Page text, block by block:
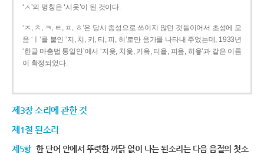
‘ㅅ’의 명칭은 ‘시옷’이 된 것이다.
‘ㅈ, ㅊ, ㅋ, ㅌ, ㅍ, ㅎ’은 당시 종성으로 쓰이지 않던 것들이어서 초성에 모
음 ‘ㅣ’를 붙인 ‘지, 치, 키, 티, 피, 히’로만 음가를 나타내 주었는데, 1933년
‘한글 마춤법 통일안’에서 ‘지읒, 치읓, 키읔, 티읕, 피읖, 히읗’과 같은 이름
이 확정되었다.
제3장 소리에 관한 것
제1절 된소리
제5항 한 단어 안에서 뚜렷한 까닭 없이 나는 된소리는 다음 음절의 첫소